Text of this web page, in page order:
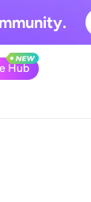
Hub